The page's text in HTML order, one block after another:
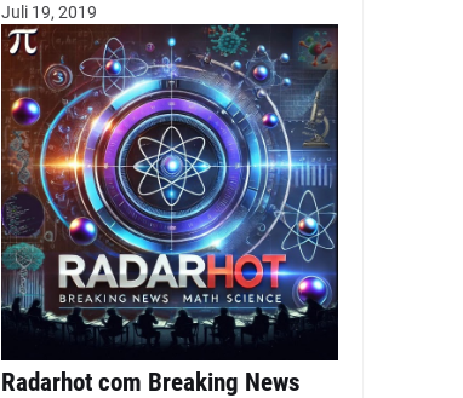
Juli 19, 2019
Radarhot com Breaking News